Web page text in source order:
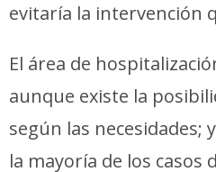
evitaría la intervención
El área de
aunque existe la
según las necesidades;
la mayoría de los